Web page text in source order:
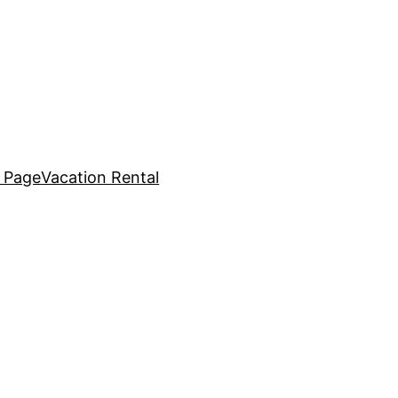
Vacation Rental